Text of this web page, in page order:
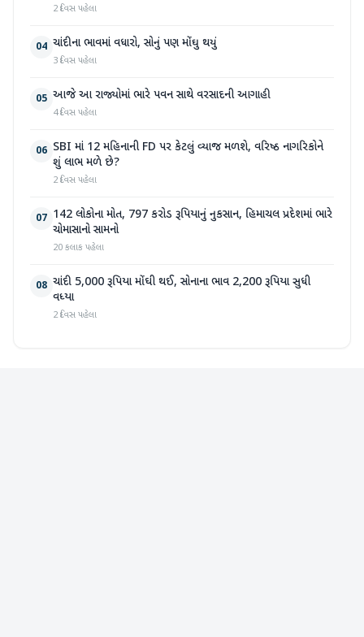
2 દિવસ પહેલા
04 ચાંદીના ભાવમાં વધારો, સોનું પણ મોંઘુ થયું
3 દિવસ પહેલા
05 આજે આ રાજ્યોમાં ભારે પવન સાથે વરસાદની આગાહી
4 દિવસ પહેલા
06 SBI માં 12 મહિનાની FD પર કેટલું વ્યાજ મળશે, વરિષ્ઠ નાગરિકોને
શું લાભ મળે છે?
2 દિવસ પહેલા
07 142 લોકોના મોત, 797 કરોડ રૂપિયાનું નુકસાન, હિમાચલ પ્રદેશમાં ભારે
ચોમાસાનો સામનો
20 કલાક પહેલા
08 ચાંદી 5,000 રૂપિયા મોંઘી થઈ, સોનાના ભાવ 2,200 રૂપિયા સુધી
વધ્યા
2 દિવસ પહેલા